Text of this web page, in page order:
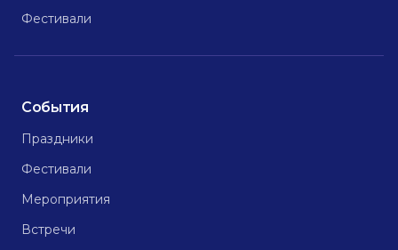
Фестивали
События
Праздники
Фестивали
Мероприятия
Встречи